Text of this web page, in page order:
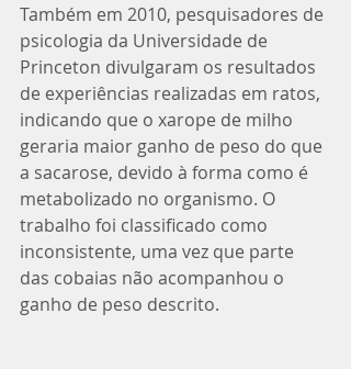
Também em 2010, pesquisadores de
psicologia da Universidade de
Princeton divulgaram os resultados
de experiências realizadas em ratos,
indicando que o xarope de milho
geraria maior ganho de peso do que
a sacarose, devido à forma como é
metabolizado no organismo. O
trabalho foi classificado como
inconsistente, uma vez que parte
das cobaias não acompanhou o
ganho de peso descrito.